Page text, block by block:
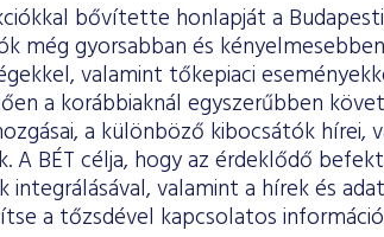
bővítette honlapját a
még gyorsabban és
valamint tőkepiaci
a korábbiaknál egyszerűbben
a különböző kibocsátók hírei,
A BÉT célja, hogy az érdeklődő
valamint a hírek és
a tőzsdével kapcsolatos